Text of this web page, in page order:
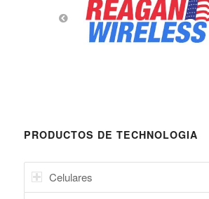
PRODUCTOS DE TECHNOLOGIA
Celulares